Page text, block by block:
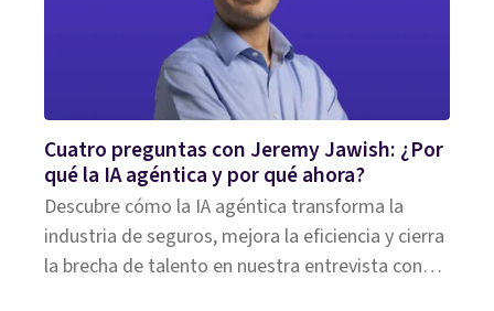
Cuatro preguntas con Jeremy Jawish: ¿Por
qué la IA agéntica y por qué ahora?
Descubre cómo la IA agéntica transforma la
industria de seguros, mejora la eficiencia y cierra
la brecha de talento en nuestra entrevista con